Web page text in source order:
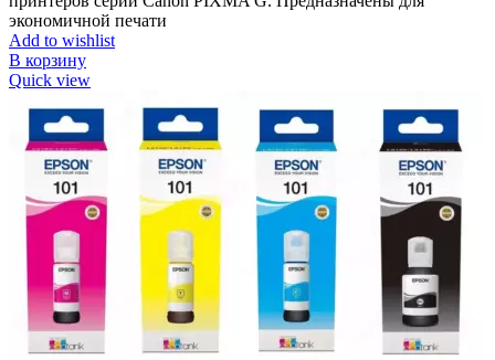
экономичной печати
Add to wishlist
В корзину
Quick view